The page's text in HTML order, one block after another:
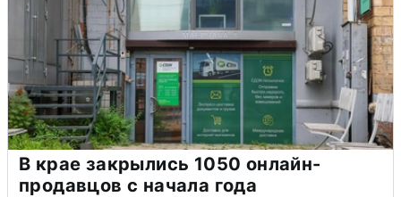
В крае закрылись 1050 онлайн-
продавцов с начала года